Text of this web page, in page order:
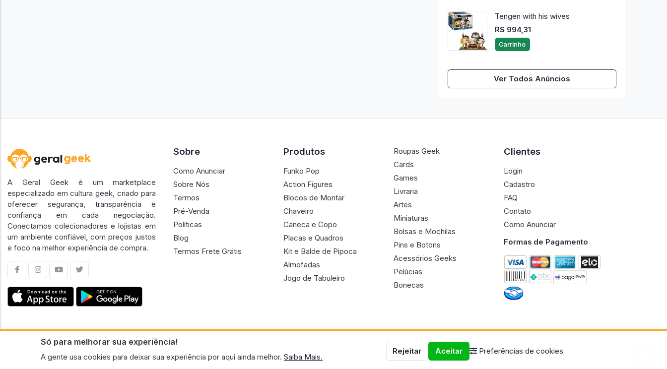
Tengen with his wives
R$ 994,31
Carrinho
Ver Todos Anúncios
Só para melhorar sua experiência!
A gente usa cookies para deixar sua experiência por aqui ainda melhor. Saiba Mais.
Rejeitar Aceitar Preferências de cookies
A Geral Geek é um marketplace
especializado em cultura geek, criado para
oferecer segurança, transparência e
confiança em cada negociação.
Conectamos colecionadores e lojistas em
um ambiente confiável, com preços justos
e foco na melhor experiência de compra.
Sobre
Como Anunciar
Sobre Nós
Termos
Pré-Venda
Políticas
Blog
Termos Frete Grátis
Produtos
Funko Pop
Action Figures
Blocos de Montar
Chaveiro
Caneca e Copo
Placas e Quadros
Kit e Balde de Pipoca
Almofadas
Jogo de Tabuleiro
Roupas Geek
Cards
Games
Livraria
Artes
Miniaturas
Bolsas e Mochilas
Pins e Botons
Acessórios Geeks
Pelúcias
Bonecas
Clientes
Login
Cadastro
FAQ
Contato
Como Anunciar
Formas de Pagamento
CNPJ n.º 30.220.458/0001-17 - GERAL GEEK PORTAL ELETRONICO LTDA.